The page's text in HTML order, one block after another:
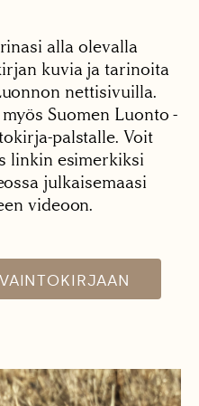
alla olevalla
kuvia ja tarinoita
nettisivuilla.
Suomen Luonto -
palstalle. Voit
linkin esimerkiksi
julkaisemaasi
videoon.